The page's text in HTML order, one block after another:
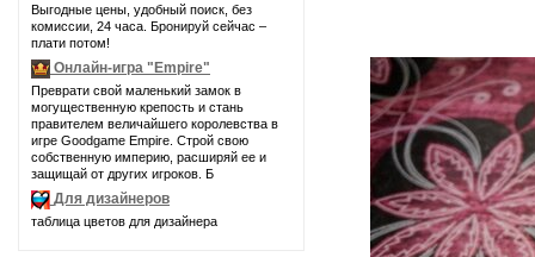
Выгодные цены, удобный поиск, без
комиссии, 24 часа. Бронируй сейчас –
плати потом!
Онлайн-игра "Empire"
Преврати свой маленький замок в
могущественную крепость и стань
правителем величайшего королевства в
игре Goodgame Empire. Строй свою
собственную империю, расширяй ее и
защищай от других игроков. Б
Для дизайнеров
таблица цветов для дизайнера